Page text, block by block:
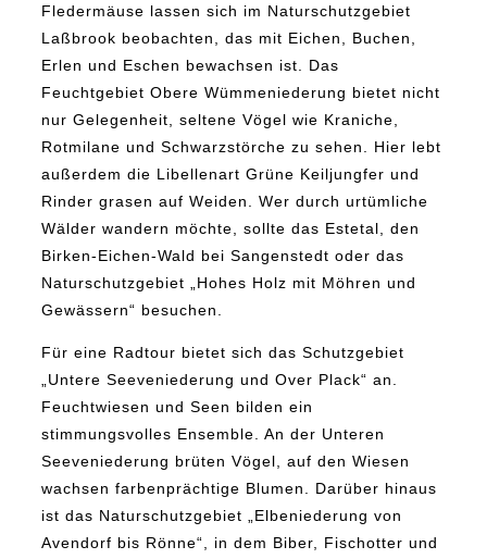
Fledermäuse lassen sich im Naturschutzgebiet
Laßbrook beobachten, das mit Eichen, Buchen,
Erlen und Eschen bewachsen ist. Das
Feuchtgebiet Obere Wümmeniederung bietet nicht
nur Gelegenheit, seltene Vögel wie Kraniche,
Rotmilane und Schwarzstörche zu sehen. Hier lebt
außerdem die Libellenart Grüne Keiljungfer und
Rinder grasen auf Weiden. Wer durch urtümliche
Wälder wandern möchte, sollte das Estetal, den
Birken-Eichen-Wald bei Sangenstedt oder das
Naturschutzgebiet „Hohes Holz mit Möhren und
Gewässern“ besuchen.
Für eine Radtour bietet sich das Schutzgebiet
„Untere Seeveniederung und Over Plack“ an.
Feuchtwiesen und Seen bilden ein
stimmungsvolles Ensemble. An der Unteren
Seeveniederung brüten Vögel, auf den Wiesen
wachsen farbenprächtige Blumen. Darüber hinaus
ist das Naturschutzgebiet „Elbeniederung von
Avendorf bis Rönne“, in dem Biber, Fischotter und